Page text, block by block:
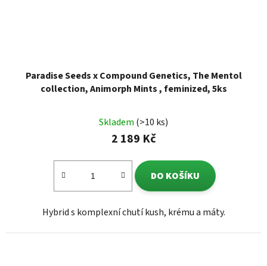
Paradise Seeds x Compound Genetics, The Mentol
collection, Animorph Mints , feminized, 5ks
Skladem (>10 ks)
2 189 Kč
DO KOŠÍKU
Hybrid s komplexní chutí kush, krému a máty.